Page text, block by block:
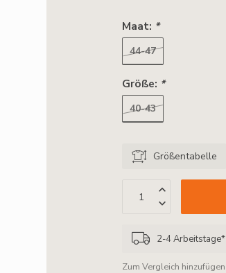
Maat: *
44-47
Größe: *
40-43
Größentabelle
2-4 Arbeitstage*
Zum Vergleich hinzufügen